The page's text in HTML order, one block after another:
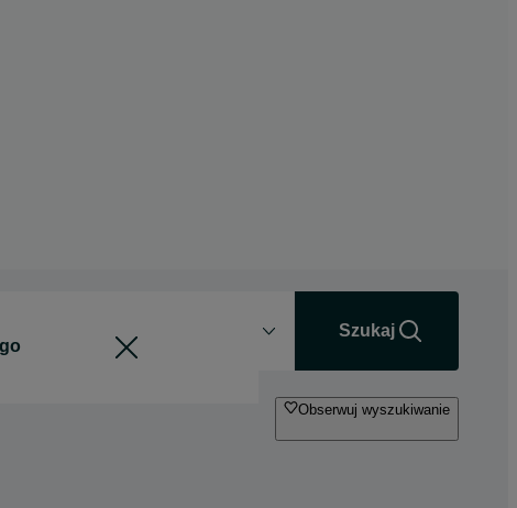
Szukaj
Obserwuj wyszukiwanie